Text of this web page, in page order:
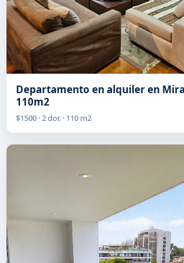
Departamento en alquiler en
110m2
$1500 · 2 dor. · 110 m2